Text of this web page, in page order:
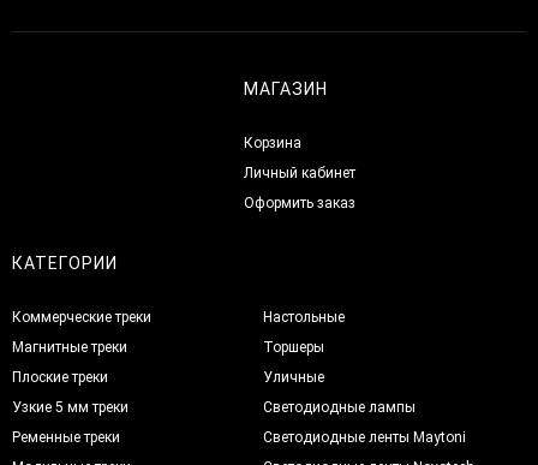
МАГАЗИН
Корзина
Личный кабинет
Оформить заказ
КАТЕГОРИИ
Коммерческие треки
Магнитные треки
Плоские треки
Узкие 5 мм треки
Ременные треки
Настольные
Торшеры
Уличные
Светодиодные лампы
Светодиодные ленты Maytoni